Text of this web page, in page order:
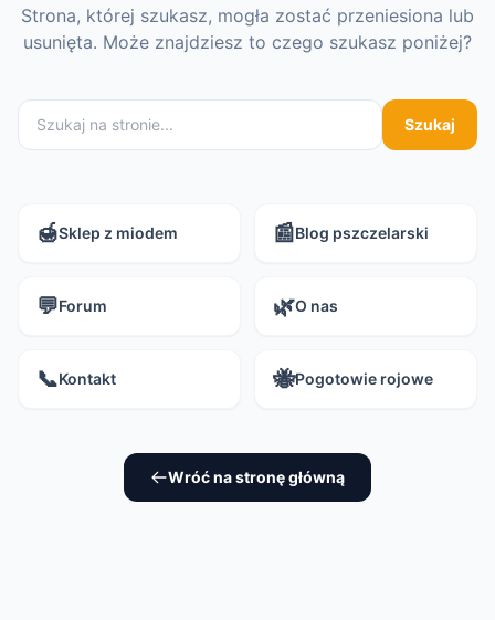
Strona, której szukasz, mogła zostać przeniesiona lub
usunięta. Może znajdziesz to czego szukasz poniżej?
Szukaj
🍯Sklep z miodem 📰Blog pszczelarski
💬Forum 🌿O nas
📞Kontakt 🐝Pogotowie rojowe
Wróć na stronę główną